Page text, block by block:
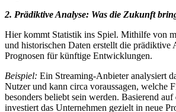
2. Prädiktive Analyse: Was die Zukunft
Hier kommt Statistik ins Spiel. Mithilfe von
und historischen Daten erstellt die prädiktive
Prognosen für künftige Entwicklungen.
Beispiel: Ein Streaming-Anbieter analysiert
Nutzer und kann circa voraussagen, welche
besonders beliebt sein werden. Basierend auf
investiert das Unternehmen gezielt in neue